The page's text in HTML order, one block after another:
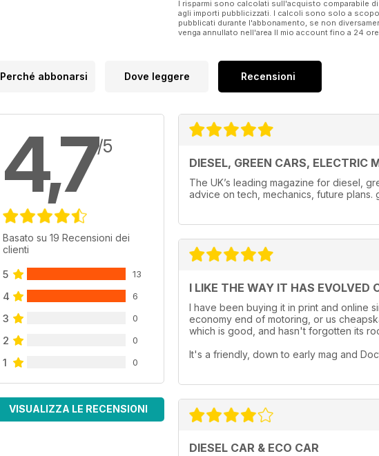
I risparmi sono calcolati sull'acquisto comparabile
agli importi pubblicizzati. I calcoli sono solo a
pubblicati durante l'abbonamento, se non
venga annullato nell'area Il mio account fino a 24
Perché abbonarsi Dove leggere Recensioni
4,7/5
Basato su 19 Recensioni dei
clienti
5 13
4 6
3 0
2 0
1 0
VISUALIZZA LE RECENSIONI
DIESEL, GREEN CARS, ELECTRIC
The UK’s leading magazine for diesel,
advice on tech, mechanics, future plans.
I LIKE THE WAY IT HAS EVOLVED
I have been buying it in print and online
economy end of motoring, or us
which is good, and hasn't forgotten its
It's a friendly, down to early mag and
DIESEL CAR & ECO CAR